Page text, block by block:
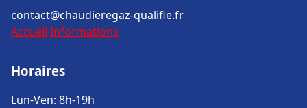
contact@chaudieregaz-qualifie.fr
Accueil Informations
Horaires
Lun-Ven: 8h-19h